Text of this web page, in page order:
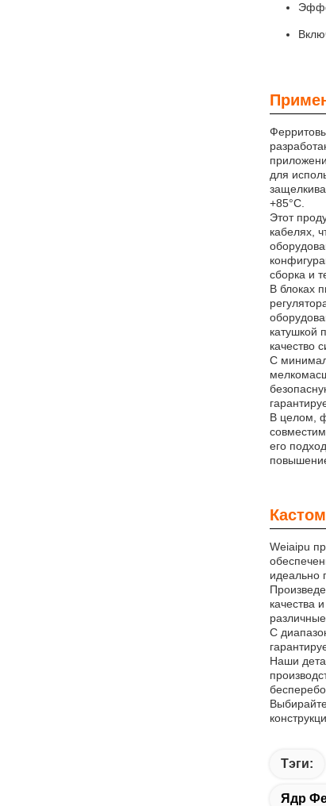
для
+85°C.
Этот
кабелях,
сборка и
В блоках
катушкой
качество
С
В целом,
его
Weiaipu
идеально
качества
С
Наши
Тэги:
Ядр